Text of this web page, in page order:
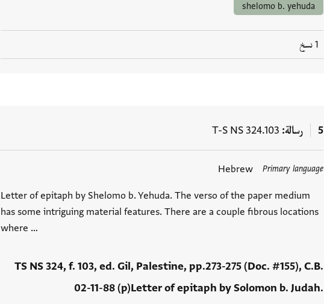
shelomo b. yehuda
1 نسخ
5 رسالة T-S NS 324.103
Primary language
Hebrew
Letter of epitaph by Shelomo b. Yehuda. The verso of the paper medium
has some intriguing material features. There are a couple fibrous locations
where …
TS NS 324, f. 103, ed. Gil, Palestine, pp.273-275 (Doc. #155), C.B.
02-11-88 (p)Letter of epitaph by Solomon b. Judah.
العلامات